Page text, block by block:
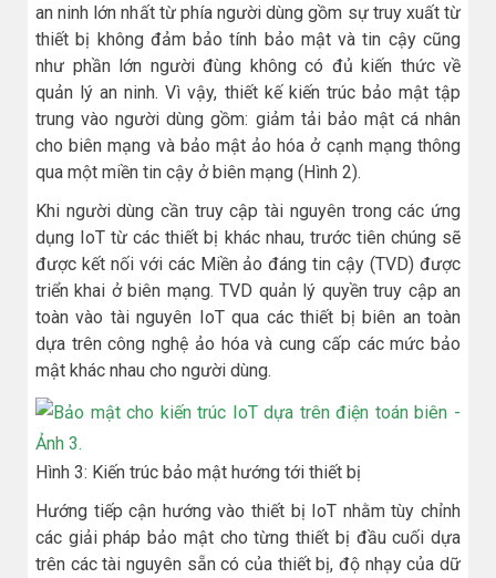
an ninh lớn nhất từ phía người dùng gồm sự truy xuất từ
thiết bị không đảm bảo tính bảo mật và tin cậy cũng
như phần lớn người đùng không có đủ kiến thức về
quản lý an ninh. Vì vậy, thiết kế kiến trúc bảo mật tập
trung vào người dùng gồm: giảm tải bảo mật cá nhân
cho biên mạng và bảo mật ảo hóa ở cạnh mạng thông
qua một miền tin cậy ở biên mạng (Hình 2).
Khi người dùng cần truy cập tài nguyên trong các ứng
dụng IoT từ các thiết bị khác nhau, trước tiên chúng sẽ
được kết nối với các Miền ảo đáng tin cậy (TVD) được
triển khai ở biên mạng. TVD quản lý quyền truy cập an
toàn vào tài nguyên IoT qua các thiết bị biên an toàn
dựa trên công nghệ ảo hóa và cung cấp các mức bảo
mật khác nhau cho người dùng.
Hình 3: Kiến trúc bảo mật hướng tới thiết bị
Hướng tiếp cận hướng vào thiết bị IoT nhằm tùy chỉnh
các giải pháp bảo mật cho từng thiết bị đầu cuối dựa
trên các tài nguyên sẵn có của thiết bị, độ nhạy của dữ